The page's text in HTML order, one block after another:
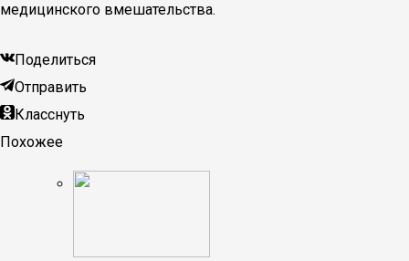
медицинского вмешательства.
Поделиться
Отправить
Класснуть
Похожее